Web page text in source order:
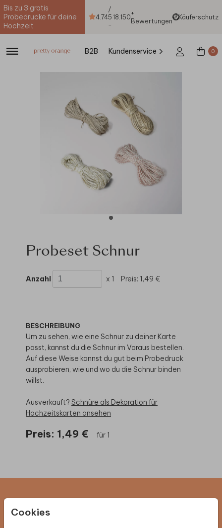
Bis zu 3 gratis
Probedrucke für deine
Hochzeit
4.74
/
5
-
18.150+
Bewertungen
Käuferschutz
B2B Kundenservice 0
Cookies
Probeset Schnur
Anzahl x 1 Preis: 1,49 €
BESCHREIBUNG
Um zu sehen, wie eine Schnur zu deiner Karte
passt, kannst du die Schnur im Voraus bestellen.
Auf diese Weise kannst du gut beim Probedruck
ausprobieren, wie und wo du die Schnur binden
willst.
Ausverkauft? Schnüre als Dekoration für
Hochzeitskarten ansehen
Preis: 1,49 € für 1